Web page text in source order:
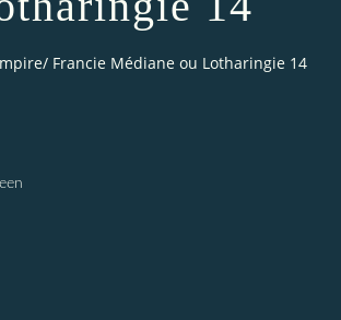
Francie Médiane ou Lotharingie 14